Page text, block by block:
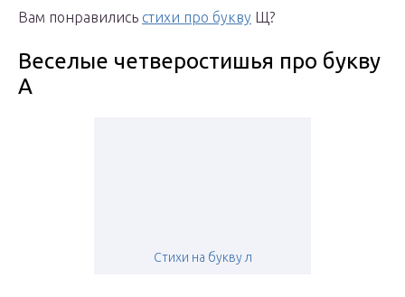
Вам понравились стихи про букву Щ?
Веселые четверостишья про букву
А
Стихи на букву л